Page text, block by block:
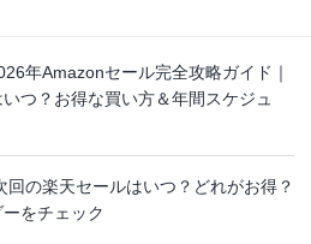
年Amazonセール完全攻略ガイド｜
つ？お得な買い方＆年間スケジュ
回の楽天セールはいつ？どれがお得？
をチェック